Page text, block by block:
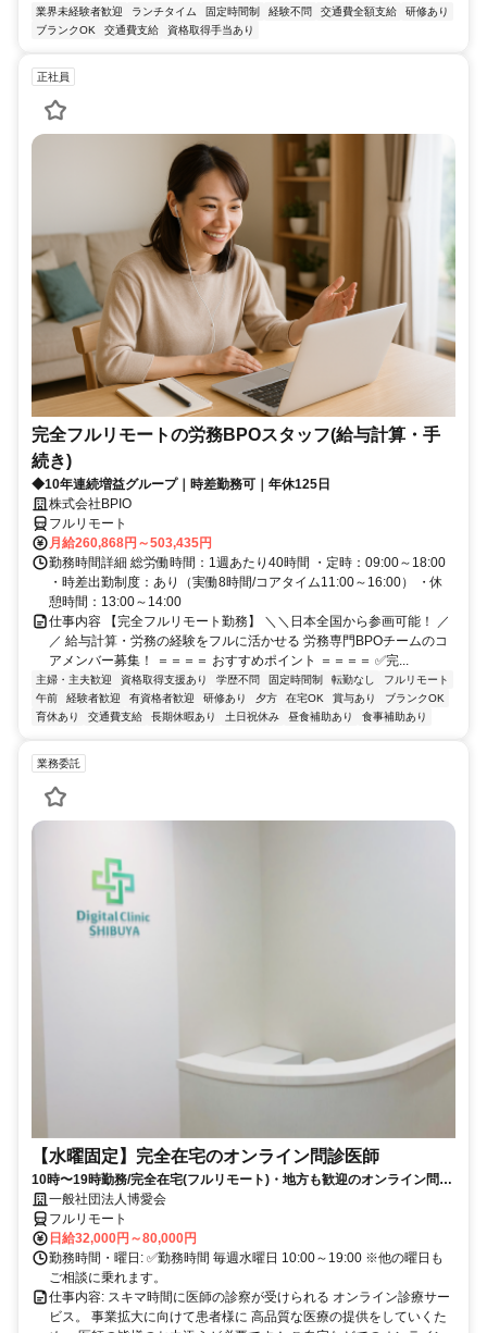
業界未経験者歓迎 ランチタイム 固定時間制 経験不問 交通費全額支給
研修あり
ブランクOK
交通費支給 資格取得手当あり
正社員
完全フルリモートの労務BPOスタッフ(給与計算・手
続き)
◆10年連続増益グループ｜時差勤務可｜年休125日
株式会社BPIO
フルリモート
月給260,868円～503,435円
勤務時間詳細 総労働時間：1週あたり40時間 ・定時：09:00～18:00
・時差出勤制度：あり（実働8時間/コアタイム11:00～16:00） ・休
憩時間：13:00～14:00
仕事内容 【完全フルリモート勤務】 ＼＼日本全国から参画可能！ ／
／ 給与計算・労務の経験をフルに活かせる 労務専門BPOチームのコ
アメンバー募集！ ＝＝＝＝ おすすめポイント ＝＝＝＝ ✅完...
主婦・主夫歓迎 資格取得支援あり 学歴不問 固定時間制 転勤なし
フルリモート
午前
経験者歓迎 有資格者歓迎 研修あり 夕方 在宅OK 賞与あり
ブランクOK
育休あり
交通費支給 長期休暇あり 土日祝休み 昼食補助あり 食事補助あり
業務委託
【水曜固定】完全在宅のオンライン問診医師
10時〜19時勤務/完全在宅(フルリモート)・地方も歓迎のオンライン問診
業務一般社団法人博愛会
フルリモート
日給32,000円～80,000円
勤務時間・曜日: ✅勤務時間 毎週水曜日 10:00～19:00 ※他の曜日も
ご相談に乗れます。
仕事内容: スキマ時間に医師の診察が受けられる オンライン診療サー
ビス。 事業拡大に向けて患者様に 高品質な医療の提供をしていくた